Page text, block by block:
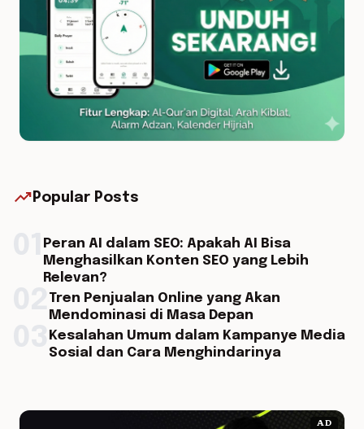
trending_up Popular Posts
Peran AI dalam SEO: Apakah AI Bisa
Menghasilkan Konten SEO yang Lebih
Relevan?
Tren Penjualan Online yang Akan
Mendominasi di Masa Depan
Kesalahan Umum dalam Kampanye Media
Sosial dan Cara Menghindarinya
AD